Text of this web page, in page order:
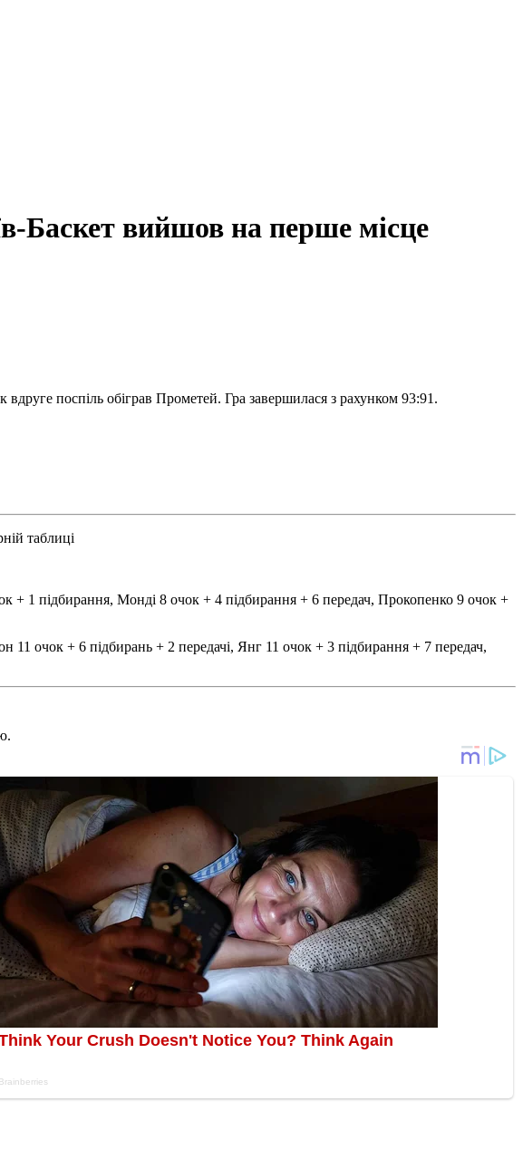
Баскет вийшов на перше місце
вдруге поспіль обіграв Прометей. Гра завершилася з рахунком 93:91.
таблиці
+ 1 підбирання, Монді 8 очок + 4 підбирання + 6 передач, Прокопенко 9 очок +
очок + 6 підбирань + 2 передачі, Янг 11 очок + 3 підбирання + 7 передач,